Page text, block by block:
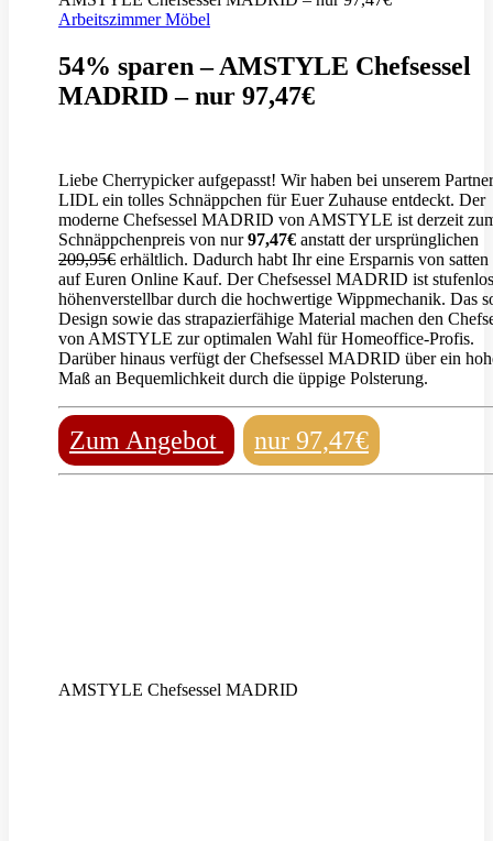
Arbeitszimmer Möbel
54% sparen – AMSTYLE Chefsessel
MADRID – nur 97,47€
Liebe Cherrypicker aufgepasst! Wir haben bei unserem Partner
LIDL ein tolles Schnäppchen für Euer Zuhause entdeckt. Der
moderne Chefsessel MADRID von AMSTYLE ist derzeit
Schnäppchenpreis von nur97,47€ anstatt der ursprünglichen
209,95€ erhältlich. Dadurch habt Ihr eine Ersparnis von satten
auf Euren Online Kauf. Der Chefsessel MADRID ist stufenlos
höhenverstellbar durch die hochwertige Wippmechanik. Das
Design sowie das strapazierfähige Material machen den
von AMSTYLE zur optimalen Wahl für Homeoffice-Profis.
Darüber hinaus verfügt der Chefsessel MADRID über ein
Maß an Bequemlichkeit durch die üppige Polsterung.
Zum Angebot nur 97,47€
AMSTYLE Chefsessel MADRID